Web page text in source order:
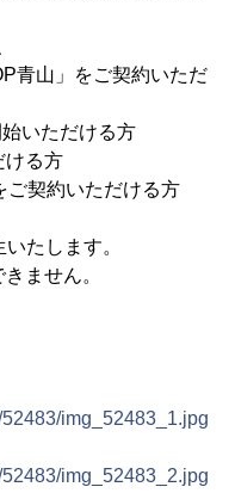
」をご契約いただ
いただける方
る方
契約いただける方
たします。
ません。
img_52483_1.jpg
img_52483_2.jpg